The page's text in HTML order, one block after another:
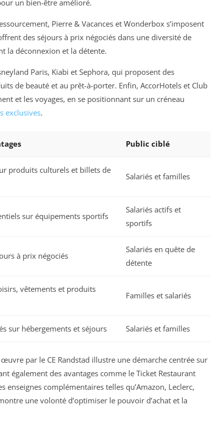
un bien-être amélioré.
Pierre & Vacances et Wonderbox s’imposent
des séjours à prix négociés dans une diversité de
la déconnexion et la détente.
Paris, Kiabi et Sephora, qui proposent des
de beauté et au prêt-à-porter. Enfin, AccorHotels et Club
et les voyages, en se positionnant sur un créneau
exclusives.
Public ciblé
produits culturels et billets de
Salariés et familles
sur équipements sportifs
Salariés actifs et
sportifs
à prix négociés
Salariés en quête de
détente
vêtements et produits
Familles et salariés
sur hébergements et séjours Salariés et familles
par le CE Randstad illustre une démarche centrée sur
également des avantages comme le Ticket Restaurant
enseignes complémentaires telles qu’Amazon, Leclerc,
une volonté d’optimiser le pouvoir d’achat et la